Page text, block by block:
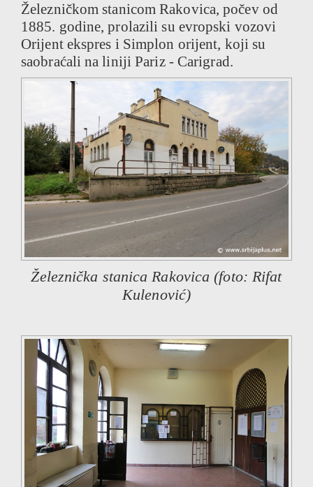
Železničkom stanicom Rakovica, počev od
1885. godine, prolazili su evropski vozovi
Orijent ekspres i Simplon orijent, koji su
saobraćali na liniji Pariz - Carigrad.
Železnička stanica Rakovica (foto: Rifat
Kulenović)